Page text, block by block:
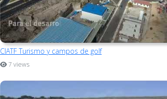
CIATF Turismo y campos de golf
7 views